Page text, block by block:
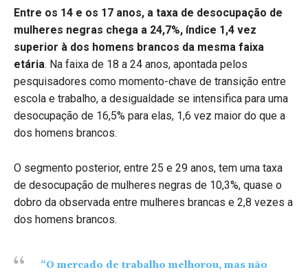
Entre os 14 e os 17 anos, a taxa de desocupação de
mulheres negras chega a 24,7%, índice 1,4 vez
superior à dos homens brancos da mesma faixa
etária. Na faixa de 18 a 24 anos, apontada pelos
pesquisadores como momento-chave de transição entre
escola e trabalho, a desigualdade se intensifica para uma
desocupação de 16,5% para elas, 1,6 vez maior do que a
dos homens brancos.
O segmento posterior, entre 25 e 29 anos, tem uma taxa
de desocupação de mulheres negras de 10,3%, quase o
dobro da observada entre mulheres brancas e 2,8 vezes a
dos homens brancos.
“O mercado de trabalho melhorou, mas não